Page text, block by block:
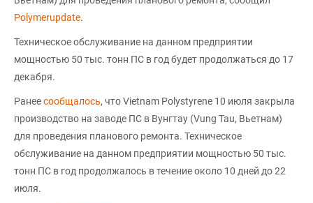
Polymerupdate.
Техническое обслуживание на данном предприятии
мощностью 50 тыс. тонн ПС в год будет продолжаться до 17
декабря.
Ранеесообщалось, что Vietnam Polystyrene 10 июля закрыла
производство на заводе ПС в Вунгтау (Vung Tau, Вьетнам)
для проведения планового ремонта. Техническое
обслуживание на данном предприятии мощностью 50 тыс.
тонн ПС в год продолжалось в течение около 10 дней до 22
июля.